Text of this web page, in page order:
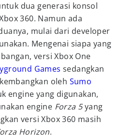
dua generasi konsol
360. Namun ada
mulai dari developer
Mengenai siapa yang
versi Xbox One
Games sedangkan
oleh Sumo
engine yang digunakan,
engine Forza 5yang
versi Xbox 360 masih
Horizon.